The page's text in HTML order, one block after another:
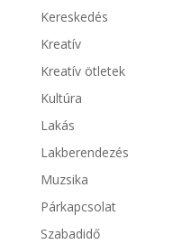
Kereskedés
Kreatív
Kreatív ötletek
Kultúra
Lakás
Lakberendezés
Muzsika
Párkapcsolat
Szabadidő